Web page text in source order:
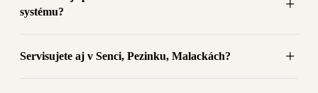
systému?
Servisujete aj v Senci, Pezinku, Malackách?